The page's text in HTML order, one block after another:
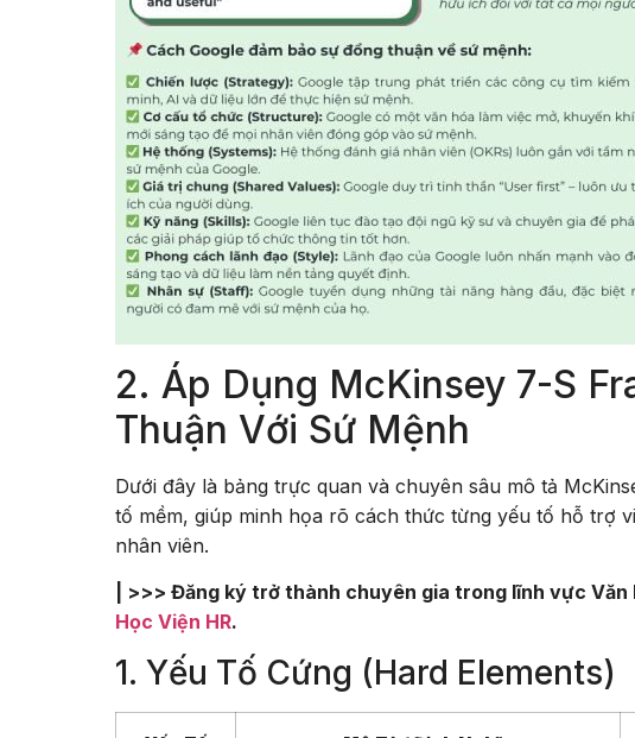
2. Áp Dụng McKinsey 7-S
Thuận Với Sứ Mệnh
Dưới đây là bảng trực quan và chuyên sâu mô tả
tố mềm, giúp minh họa rõ cách thức từng yếu tố hỗ trợ
nhân viên.
| >>> Đăng ký trở thành chuyên gia trong lĩnh vực
Học Viện HR.
1. Yếu Tố Cứng (Hard Elements)